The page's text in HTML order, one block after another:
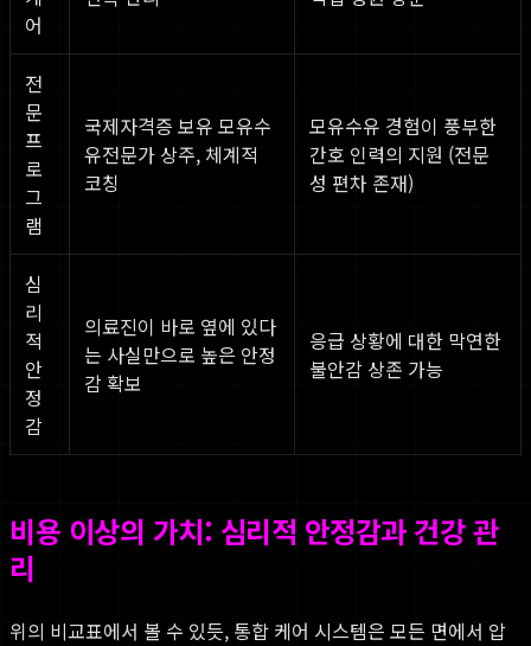
어
전
문
프
로
그
램
국제자격증 보유 모유수
유전문가 상주, 체계적
코칭
모유수유 경험이 풍부한
간호 인력의 지원 (전문
성 편차 존재)
심
리
적
안
정
감
의료진이 바로 옆에 있다
는 사실만으로 높은 안정
감 확보
응급 상황에 대한 막연한
불안감 상존 가능
비용 이상의 가치: 심리적 안정감과 건강 관
리
위의 비교표에서 볼 수 있듯, 통합 케어 시스템은 모든 면에서 압